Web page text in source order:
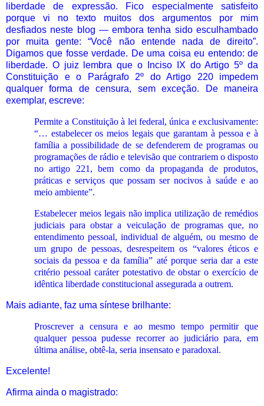
liberdade de expressão. Fico especialmente satisfeito
porque vi no texto muitos dos argumentos por mim
desfiados neste blog — embora tenha sido esculhambado
por muita gente: “Você não entende nada de direito”.
Digamos que fosse verdade. De uma coisa eu entendo: de
liberdade. O juiz lembra que o Inciso IX do Artigo 5º da
Constituição e o Parágrafo 2º do Artigo 220 impedem
qualquer forma de censura, sem exceção. De maneira
exemplar, escreve:
Permite a Constituição à lei federal, única e exclusivamente:
“… estabelecer os meios legais que garantam à pessoa e à
família a possibilidade de se defenderem de programas ou
programações de rádio e televisão que contrariem o disposto
no artigo 221, bem como da propaganda de produtos,
práticas e serviços que possam ser nocivos à saúde e ao
meio ambiente”.
Estabelecer meios legais não implica utilização de remédios
judiciais para obstar a veiculação de programas que, no
entendimento pessoal, individual de alguém, ou mesmo de
um grupo de pessoas, desrespeitem os “valores éticos e
sociais da pessoa e da família” até porque seria dar a este
critério pessoal caráter potestativo de obstar o exercício de
idêntica liberdade constitucional assegurada a outrem.
Mais adiante, faz uma síntese brilhante:
Proscrever a censura e ao mesmo tempo permitir que
qualquer pessoa pudesse recorrer ao judiciário para, em
última análise, obtê-la, seria insensato e paradoxal.
Excelente!
Afirma ainda o magistrado: